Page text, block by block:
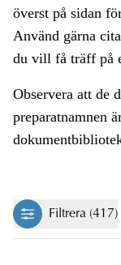
överst på sidan
Använd gärna
du vill få träff på
Observera att de
preparatnamnen
Filtrera (417)